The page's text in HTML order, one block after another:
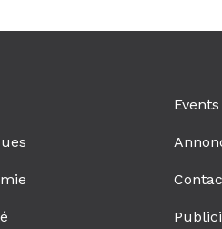
Events